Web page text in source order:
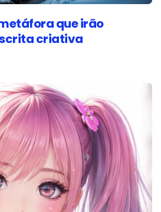
que irão
criativa